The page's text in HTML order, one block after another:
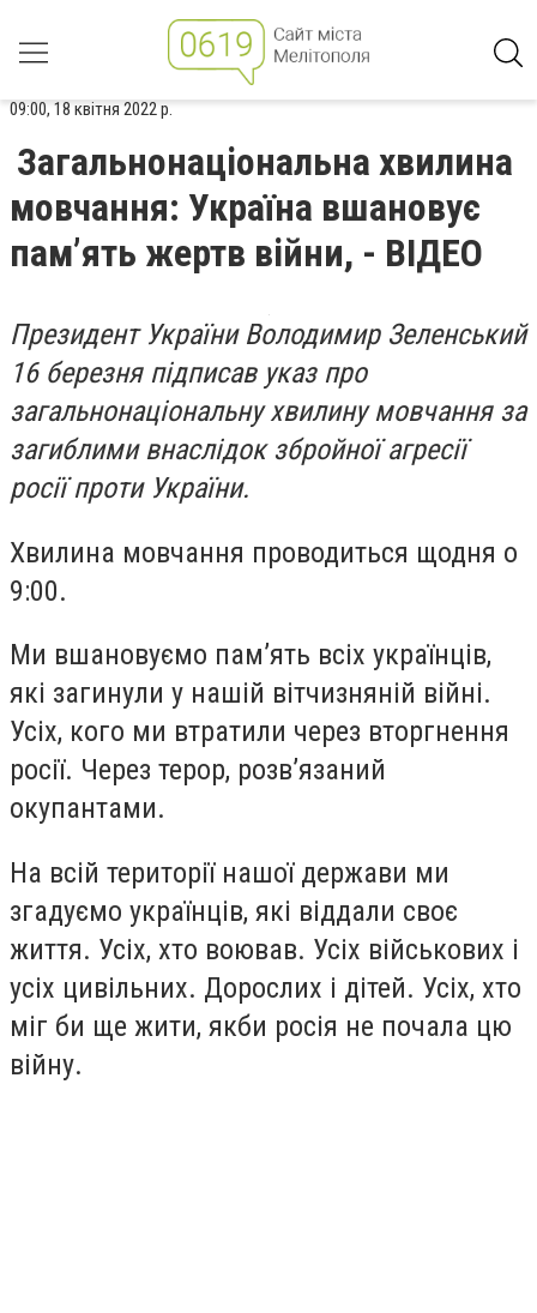
09:00, 18 квітня 2022 р.
Загальнонаціональна хвилина
мовчання: Україна вшановує
пам’ять жертв війни, - ВІДЕО
Президент України Володимир Зеленський
16 березня підписав указ про
загальнонаціональну хвилину мовчання за
загиблими внаслідок збройної агресії
росії проти України.
Хвилина мовчання проводиться щодня о
9:00.
Ми вшановуємо памʼять всіх українців,
які загинули у нашій вітчизняній війні.
Усіх, кого ми втратили через вторгнення
росії. Через терор, розвʼязаний
окупантами.
На всій території нашої держави ми
згадуємо українців, які віддали своє
життя. Усіх, хто воював. Усіх військових і
усіх цивільних. Дорослих і дітей. Усіх, хто
міг би ще жити, якби росія не почала цю
війну.